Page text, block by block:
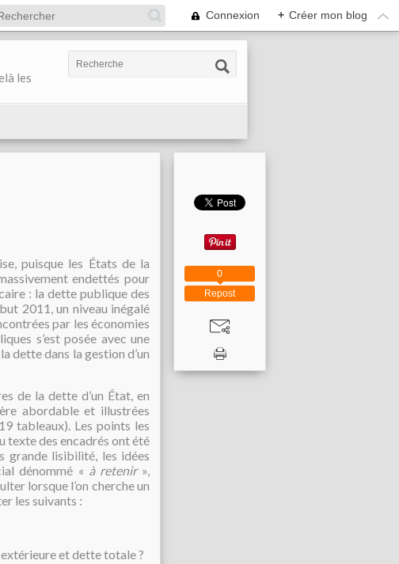
Connexion + Créer mon blog
les
puisque les États de la
endettés pour
: la dette publique des
2011, un niveau inégalé
par les économies
s’est posée avec une
dette dans la gestion d’un
de la dette d’un État, en
abordable et illustrées
tableaux). Les points les
texte des encadrés ont été
grande lisibilité, les idées
dénommé « à retenir»,
lorsque l’on cherche un
les suivants :
et dette totale ?
Repost
0